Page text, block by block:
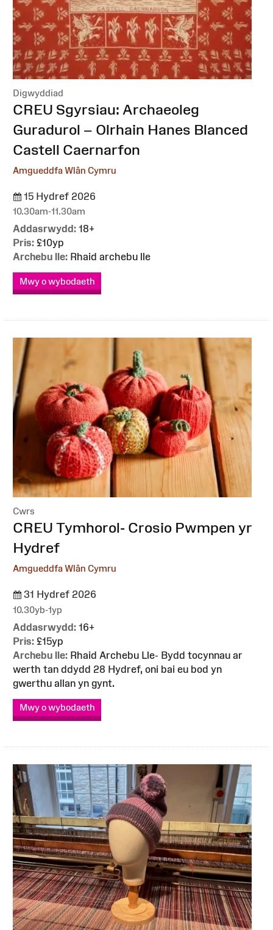
Digwyddiad
:CREU Sgyrsiau: Archaeoleg
Guradurol – Olrhain Hanes Blanced
Castell Caernarfon
Amgueddfa Wlân Cymru
15 Hydref 2026
10.30am-11.30am
Addasrwydd: 18+
Pris: £10yp
Archebu lle: Rhaid archebu lle
Mwy o wybodaeth
Cwrs
:CREU Tymhorol- Crosio Pwmpen yr
Hydref
Amgueddfa Wlân Cymru
31 Hydref 2026
10.30yb-1yp
Addasrwydd: 16+
Pris: £15yp
Archebu lle: Rhaid Archebu Lle- Bydd tocynnau ar
werth tan ddydd 28 Hydref, oni bai eu bod yn
gwerthu allan yn gynt.
Mwy o wybodaeth